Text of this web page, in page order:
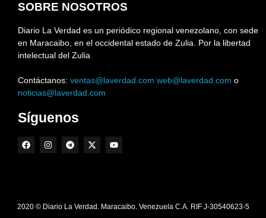
SOBRE NOSOTROS
Diario La Verdad es un periódico regional venezolano, con sede
en Maracaibo, en el occidental estado de Zulia. Por la libertad
intelectual del Zulia
Contáctanos: ventas@laverdad.com web@laverdad.com o
noticias@laverdad.com
Síguenos
2020 © Diario La Verdad. Maracaibo. Venezuela C.A. RIF J-30540623-5